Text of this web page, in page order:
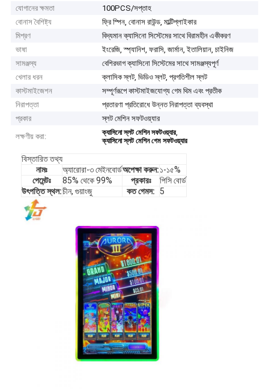
যোগানের ক্ষমতা
100PCS/সপ্তাহ
বোনাস বৈশিষ্ট্য
ফ্রি স্পিন, বোনাস রাউন্ড, মাল্টিপ্লাইকার
মিশ্রণ
বিদ্যমান ক্যাসিনো সিস্টেমের সাথে বিরামহীন একীকরণ
ভাষা
ইংরেজি, স্প্যানিশ, ফরাসি, জার্মান, ইতালিয়ান, চাইনিজ
সামঞ্জস্য
বেশিরভাগ ক্যাসিনো সিস্টেমের সাথে সামঞ্জস্যপূর্ণ
খেলার ধরন
ক্লাসিক স্লট, ভিডিও স্লট, প্রগতিশীল স্লট
কাস্টমাইজেশন
সম্পূর্ণরূপে কাস্টমাইজযোগ্য গেম থিম এবং প্রতীক
নিরাপত্তা
প্রতারণা প্রতিরোধে উন্নত নিরাপত্তা ব্যবস্থা
প্রকার
স্লট মেশিন সফটওয়্যার
লক্ষণীয় করা:
ক্যাসিনো স্লট মেশিন সফটওয়্যার,
ক্যাসিনো স্লট মেশিন গেম সফটওয়্যার
বিস্তারিত তথ্য
নামঃ
অ্যারোরা-৩ মেইনবোর্ডঅপেক্ষা করুন:১-১৫%
পেমেন্টঃ
85% থেকে 99% প্রকারঃ
পিসি বোর্ড
উৎপত্তি স্থল:চীন, গুয়াংজু কত গেমস: 5